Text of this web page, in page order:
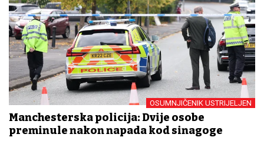
OSUMNJIČENIK USTRIJELJEN
Manchesterska policija: Dvije osobe
preminule nakon napada kod sinagoge